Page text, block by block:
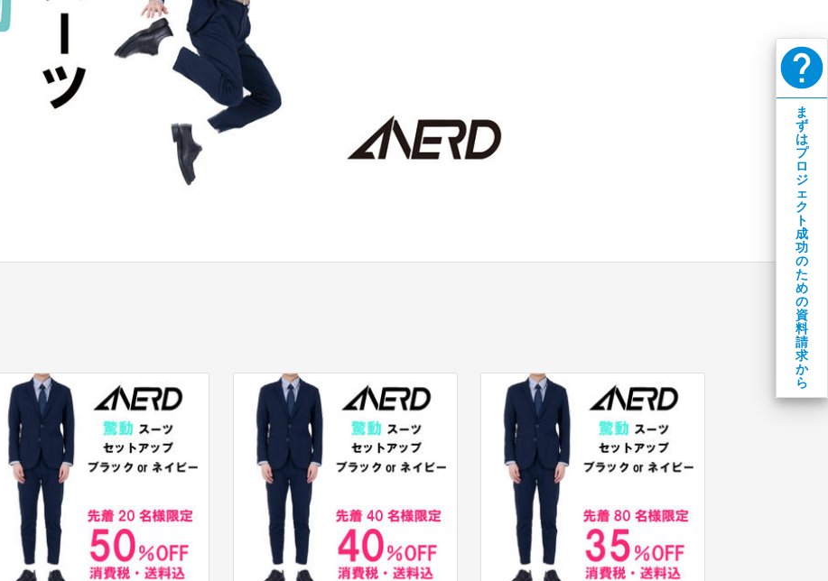
help
ま
ず
は
プ
ロ
ジ
ェ
ク
ト
成
功
の
た
め
の
資
料
請
求
か
ら